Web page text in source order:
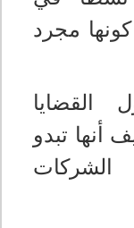
مجرد
القضايا
أنها تبدو